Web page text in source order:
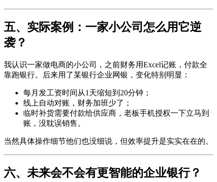
五、实际案例：一家小公司怎么用它逆
袭？
我认识一家做电商的小公司，之前财务用Excel记账，付款全
靠跑银行。后来用了某银行企业网银，变化特别明显：
每月发工资时间从1天缩短到20分钟；
线上自动对账，财务加班少了；
临时补货需要付款给供应商，老板手机授权一下立马到
账，没耽误销售。
当然具体操作细节他们也没细说，但效率提升是实实在在的。
六、未来会不会有更智能的企业银行？